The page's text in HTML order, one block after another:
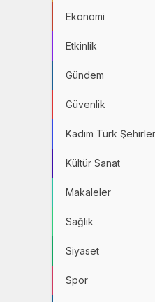
Ekonomi
Etkinlik
Gündem
Güvenlik
Kadim Türk
Kültür Sanat
Makaleler
Sağlık
Siyaset
Spor